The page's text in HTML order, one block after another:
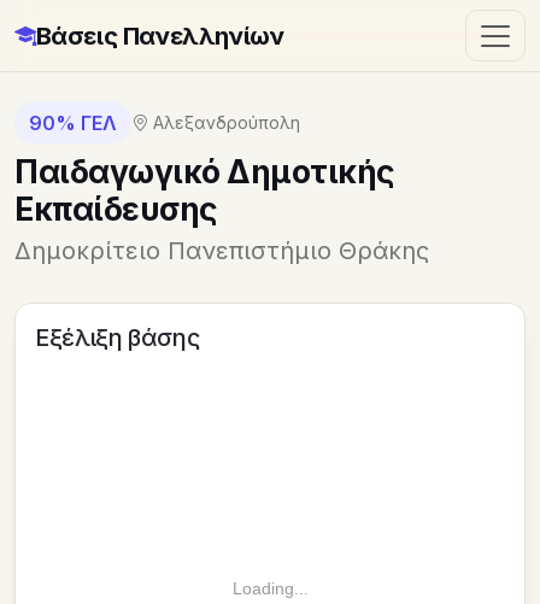
Βάσεις Πανελληνίων
90% ΓΕΛ Αλεξανδρούπολη
Παιδαγωγικό Δημοτικής
Εκπαίδευσης
Δημοκρίτειο Πανεπιστήμιο Θράκης
Εξέλιξη βάσης
Loading...